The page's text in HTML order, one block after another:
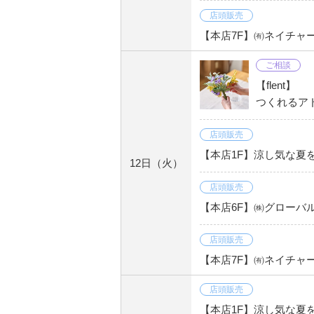
店頭販売
【本店7F】㈲ネイチ
12日 （火）
ご相談
【flent】
つくれるア
店頭販売
【本店1F】涼し気な夏
店頭販売
【本店6F】㈱グロー
店頭販売
【本店7F】㈲ネイチ
店頭販売
【本店1F】涼し気な夏